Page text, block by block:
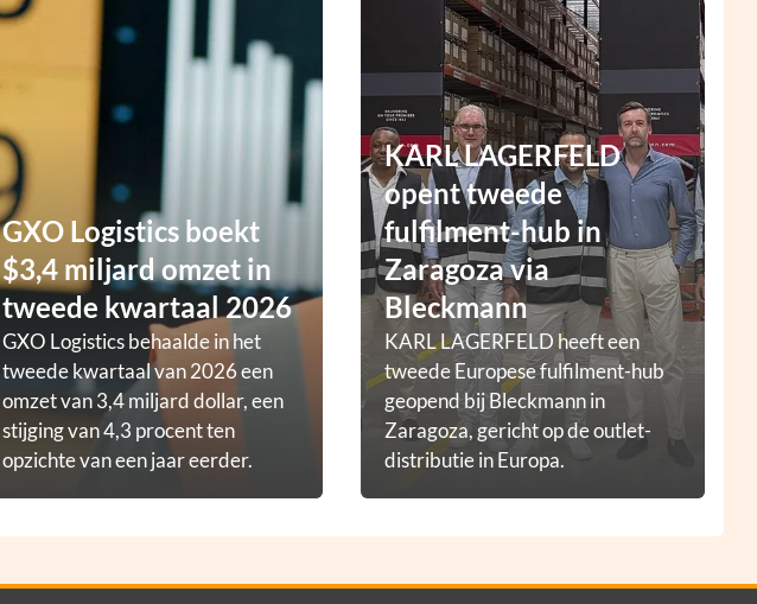
GXO Logistics boekt
$3,4 miljard omzet in
tweede kwartaal 2026
GXO Logistics behaalde in het
tweede kwartaal van 2026 een
omzet van 3,4 miljard dollar, een
stijging van 4,3 procent ten
opzichte van een jaar eerder.
KARL LAGERFELD
opent tweede
fulfilment-hub in
Zaragoza via
Bleckmann
KARL LAGERFELD heeft een
tweede Europese fulfilment-hub
geopend bij Bleckmann in
Zaragoza, gericht op de outlet-
distributie in Europa.